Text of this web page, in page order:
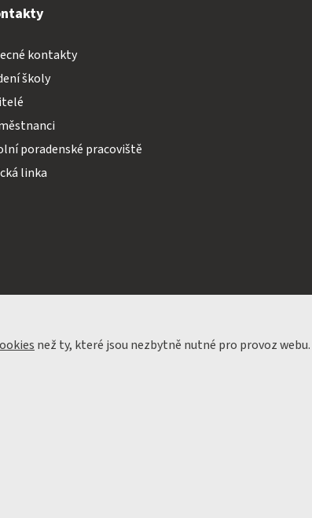
kontakty
školy
poradenské pracoviště
linka
než ty, které jsou nezbytně nutné pro provoz webu.